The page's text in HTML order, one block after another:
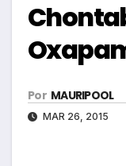
Por MAURIPOOL
MAR 26, 2015